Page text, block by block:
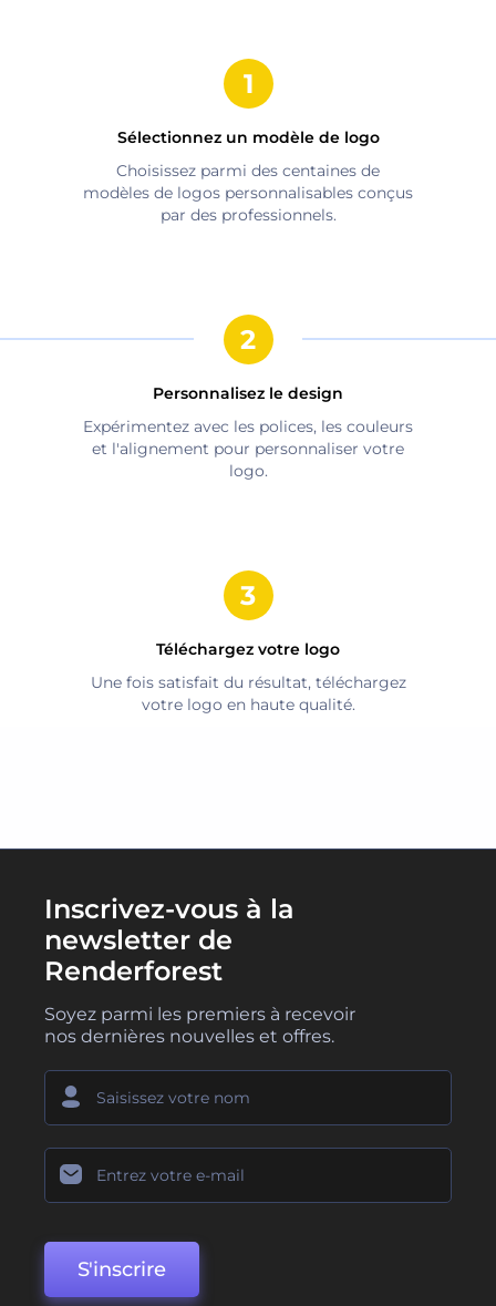
Sélectionnez un modèle de logo
Choisissez parmi des centaines de
modèles de logos personnalisables conçus
par des professionnels.
Personnalisez le design
Expérimentez avec les polices, les couleurs
et l'alignement pour personnaliser votre
logo.
Téléchargez votre logo
Une fois satisfait du résultat, téléchargez
votre logo en haute qualité.
Inscrivez-vous à la
newsletter de
Renderforest
Soyez parmi les premiers à recevoir
nos dernières nouvelles et offres.
S'inscrire